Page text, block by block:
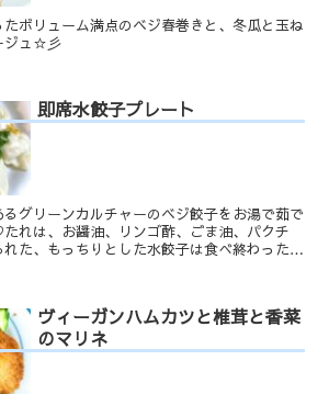
ボリューム満点のベジ春巻きと、冬瓜と玉ね
ジュ☆彡
即席水餃子プレート
グリーンカルチャーのベジ餃子をお湯で茹で
れは、お醤油、リンゴ酢、ごま油、パクチ
た、もっちりとした水餃子は食べ終わった後
ヴィーガンハムカツと椎茸と香菜
のマリネ